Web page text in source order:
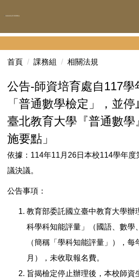
到
容
首頁 課務組 相關法規
公告-師資培育處自117學
「普通數學檢定」，並
臺北教育大學『普通數學
施要點」
依據：114年11月26日本校114學年度
議決議。
公告事項：
教育部委託國立臺中教育大學辦
科學科知能評量」（國語、數學
（簡稱「學科知能評量」），
月），未收取報名費。
旨揭檢定停止辦理後，本校師資